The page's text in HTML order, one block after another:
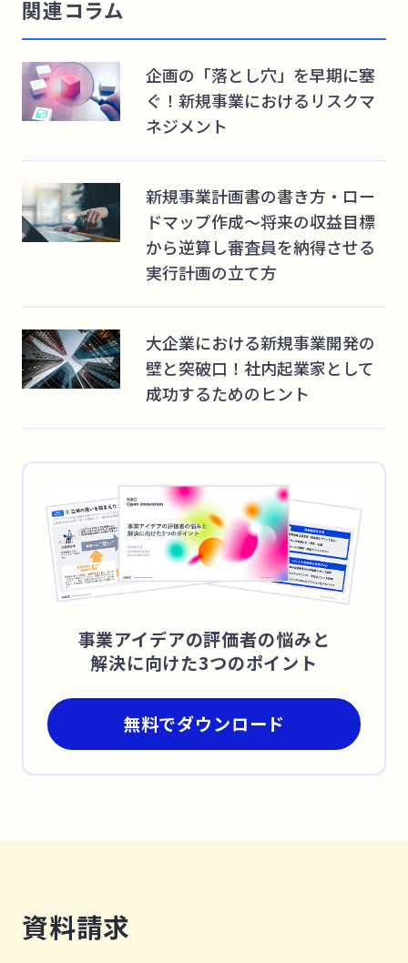
関連コラム
企画の「落とし穴」を早期に塞
ぐ！新規事業におけるリスクマ
ネジメント
新規事業計画書の書き方・ロー
ドマップ作成～将来の収益目標
から逆算し審査員を納得させる
実行計画の立て方
大企業における新規事業開発の
壁と突破口！社内起業家として
成功するためのヒント
事業アイデアの評価者の悩みと
解決に向けた3つのポイント
無料でダウンロード
資料請求